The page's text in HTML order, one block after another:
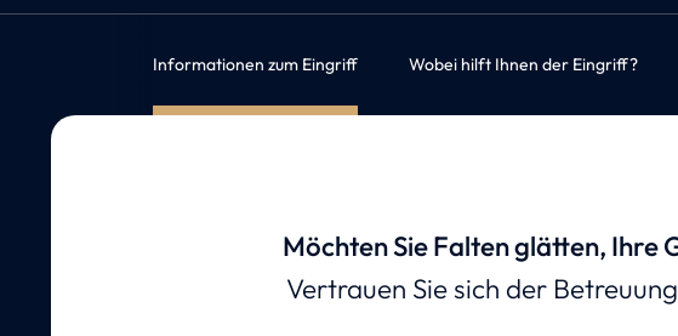
Informationen zum Eingriff Wobei hilft Ihnen der Eingriff?
Möchten Sie Falten glätten, Ihre
Vertrauen Sie sich der